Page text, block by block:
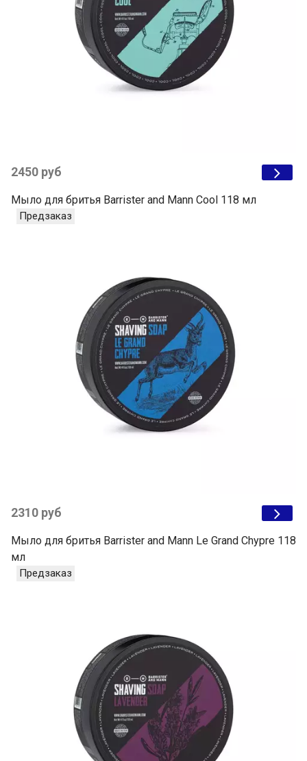
2450 руб
Мыло для бритья Barrister and Mann Cool 118 мл
Предзаказ
2310 руб
Мыло для бритья Barrister and Mann Le Grand Chypre 118
мл
Предзаказ